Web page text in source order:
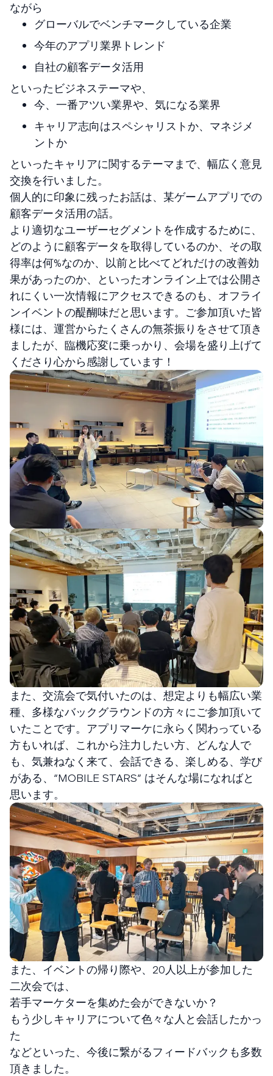
ながら
グローバルでベンチマークしている企業
今年のアプリ業界トレンド
自社の顧客データ活用
といったビジネステーマや、
今、一番アツい業界や、気になる業界
キャリア志向はスペシャリストか、マネジメ
ントか
といったキャリアに関するテーマまで、幅広く意見
交換を行いました。
個人的に印象に残ったお話は、某ゲームアプリでの
顧客データ活用の話。
より適切なユーザーセグメントを作成するために、
どのように顧客データを取得しているのか、その取
得率は何%なのか、以前と比べてどれだけの改善効
果があったのか、といったオンライン上では公開さ
れにくい一次情報にアクセスできるのも、オフライ
ンイベントの醍醐味だと思います。ご参加頂いた皆
様には、運営からたくさんの無茶振りをさせて頂き
ましたが、臨機応変に乗っかり、会場を盛り上げて
くださり心から感謝しています！
また、交流会で気付いたのは、想定よりも幅広い業
種、多様なバックグラウンドの方々にご参加頂いて
いたことです。アプリマーケに永らく関わっている
方もいれば、これから注力したい方、どんな人で
も、気兼ねなく来て、会話できる、楽しめる、学び
がある、“MOBILE STARS” はそんな場になればと
思います。
また、イベントの帰り際や、20人以上が参加した
二次会では、
若手マーケターを集めた会ができないか？
もう少しキャリアについて色々な人と会話したかっ
た
などといった、今後に繋がるフィードバックも多数
頂きました。